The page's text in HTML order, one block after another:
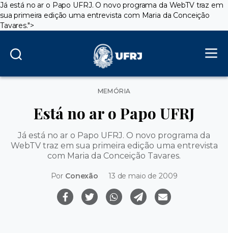
Já está no ar o Papo UFRJ. O novo programa da WebTV traz em
sua primeira edição uma entrevista com Maria da Conceição
Tavares.">
Categorias
MEMÓRIA
Está no ar o Papo UFRJ
Já está no ar o Papo UFRJ. O novo programa da
WebTV traz em sua primeira edição uma entrevista
com Maria da Conceição Tavares.
Por Conexão 13 de maio de 2009